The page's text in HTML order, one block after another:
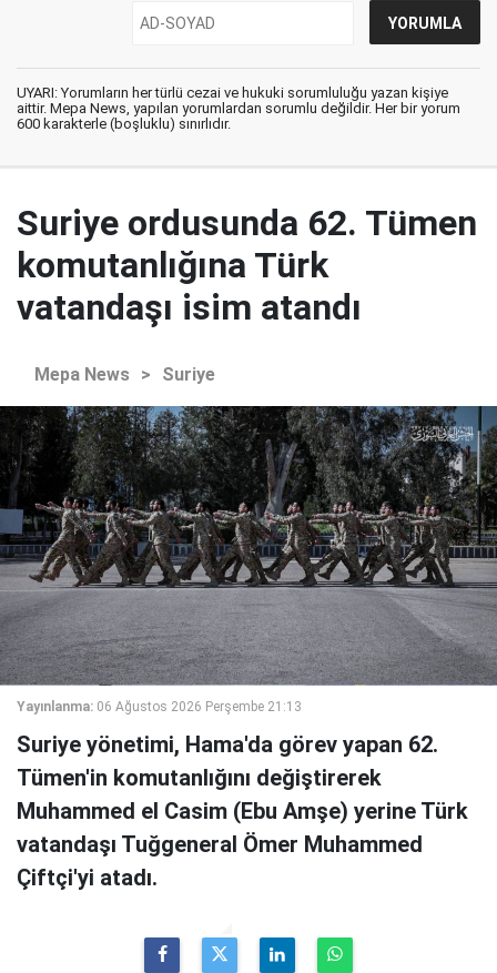
UYARI: Yorumların her türlü cezai ve hukuki sorumluluğu yazan kişiye
aittir. Mepa News, yapılan yorumlardan sorumlu değildir. Her bir yorum
600 karakterle (boşluklu) sınırlıdır.
Suriye ordusunda 62. Tümen
komutanlığına Türk
vatandaşı isim atandı
Mepa News > Suriye
Yayınlanma: 06 Ağustos 2026 Perşembe 21:13
Suriye yönetimi, Hama'da görev yapan 62.
Tümen'in komutanlığını değiştirerek
Muhammed el Casim (Ebu Amşe) yerine Türk
vatandaşı Tuğgeneral Ömer Muhammed
Çiftçi'yi atadı.